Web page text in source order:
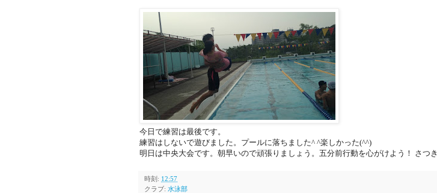
今日で練習は最後です。
練習はしないで遊びました。プールに落ちました^ ^楽しかった(^^)
明日は中央大会です。朝早いので頑張りましょう。五分前行動を心がけよう！ さつき
時刻: 12:57
クラブ: 水泳部